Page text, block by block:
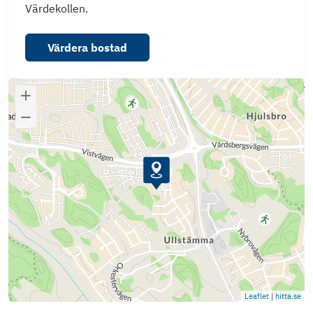
Värdekollen.
Värdera bostad
Leaflet | hitta.se